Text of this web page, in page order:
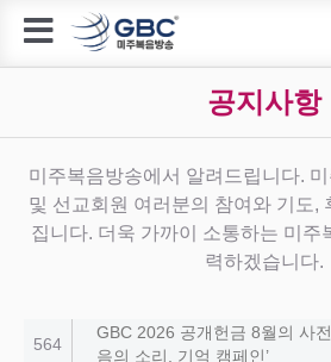
공지사항
미주복음방송에서 알려드립니다.
및 선교회원 여러분의 참여와 기도,
집니다. 더욱 가까이 소통하는 미주
력하겠습니다.
564
GBC 2026 공개헌금 8월의 사
음의 소리, 기억 캠페인’